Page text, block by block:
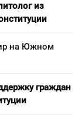
из
на Южном
граждан